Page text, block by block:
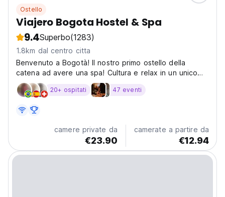
Ostello
Viajero Bogota Hostel & Spa
9.4Superbo(1283)
1.8km dal centro citta
Benvenuto a Bogotà! Il nostro primo ostello della
catena ad avere una spa! Cultura e relax in un unico
posto!
20+ ospitati 47 eventi
camere private da
€23.90
camerate a partire da
€12.94